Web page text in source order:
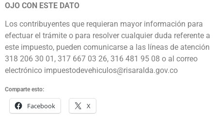
OJO CON ESTE DATO
Los contribuyentes que requieran mayor información para
efectuar el trámite o para resolver cualquier duda referente a
este impuesto, pueden comunicarse a las líneas de atención
318 206 30 01, 317 667 03 26, 316 481 95 08 o al correo
electrónico impuestodevehiculos@risaralda.gov.co
Comparte esto:
Facebook X